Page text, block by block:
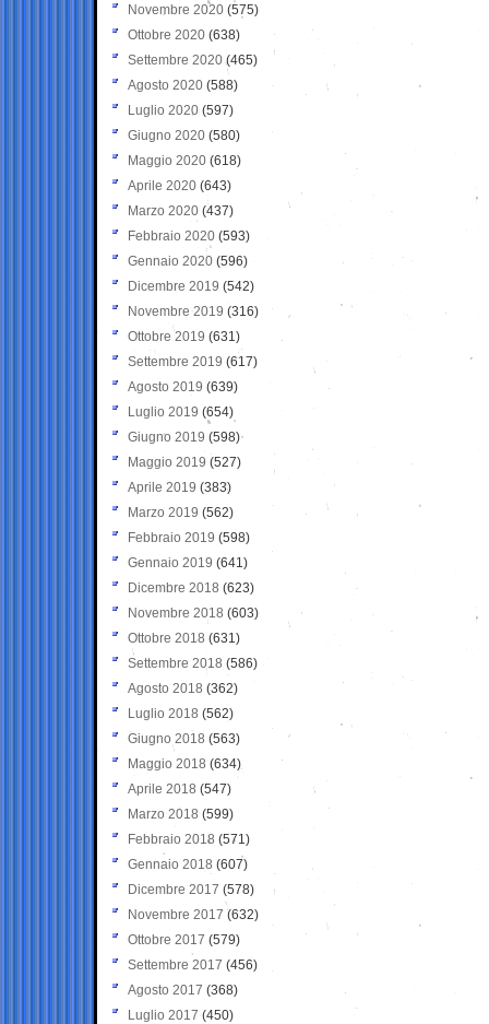
Novembre 2020 (575)
Ottobre 2020 (638)
Settembre 2020(465)
Agosto 2020 (588)
Luglio 2020 (597)
Giugno 2020 (580)
Maggio 2020 (618)
Aprile 2020 (643)
Marzo 2020 (437)
Febbraio 2020 (593)
Gennaio 2020 (596)
Dicembre 2019 (542)
Novembre 2019 (316)
Ottobre 2019 (631)
Settembre 2019 (617)
Agosto 2019 (639)
Luglio 2019 (654)
Giugno 2019 (598)
Maggio 2019 (527)
Aprile 2019 (383)
Marzo 2019 (562)
Febbraio 2019 (598)
Gennaio 2019 (641)
Dicembre 2018 (623)
Novembre 2018 (603)
Ottobre 2018 (631)
Settembre 2018 (586)
Agosto 2018 (362)
Luglio 2018 (562)
Giugno 2018 (563)
Maggio 2018 (634)
Aprile 2018 (547)
Marzo 2018 (599)
Febbraio 2018 (571)
Gennaio 2018 (607)
Dicembre 2017 (578)
Novembre 2017 (632)
Ottobre 2017 (579)
Settembre 2017 (456)
Agosto 2017 (368)
Luglio 2017 (450)